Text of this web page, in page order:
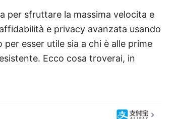
per sfruttare la massima velocita e
e privacy avanzata usando
esser utile sia a chi è alle prime
Ecco cosa troverai, in